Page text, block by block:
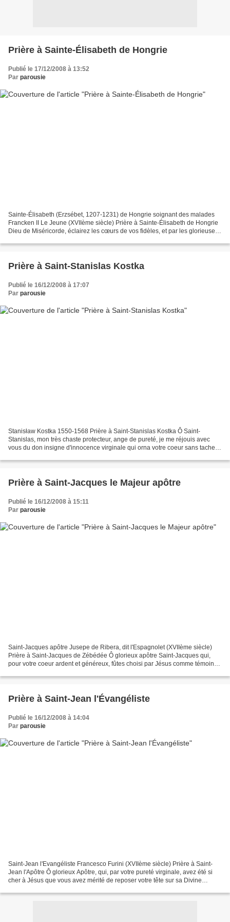
Prière à Sainte-Élisabeth de Hongrie
Publié le 17/12/2008 à 13:52
Par parousie
Sainte-Élisabeth (Erzsébet, 1207-1231) de Hongrie soignant des malades
Francken II Le Jeune (XVIIème siècle) Prière à Sainte-Élisabeth de Hongrie
Dieu de Miséricorde, éclairez les cœurs de vos fidèles, et par les glorieuses
Prière à Saint-Stanislas Kostka
Publié le 16/12/2008 à 17:07
Par parousie
Stanisław Kostka 1550-1568 Prière à Saint-Stanislas Kostka Ô Saint-
Stanislas, mon très chaste protecteur, ange de pureté, je me réjouis avec
vous du don insigne d'innocence virginale qui orna votre coeur sans tache ;
Prière à Saint-Jacques le Majeur apôtre
Publié le 16/12/2008 à 15:11
Par parousie
Saint-Jacques apôtre Jusepe de Ribera, dit l'Espagnolet (XVIIème siècle)
Prière à Saint-Jacques de Zébédée Ô glorieux apôtre Saint-Jacques qui,
pour votre coeur ardent et généreux, fûtes choisi par Jésus comme témoin
Prière à Saint-Jean l'Évangéliste
Publié le 16/12/2008 à 14:04
Par parousie
Saint-Jean l'Evangéliste Francesco Furini (XVIIème siècle) Prière à Saint-
Jean l'Apôtre Ô glorieux Apôtre, qui, par votre pureté virginale, avez été si
cher à Jésus que vous avez mérité de reposer votre tête sur sa Divine